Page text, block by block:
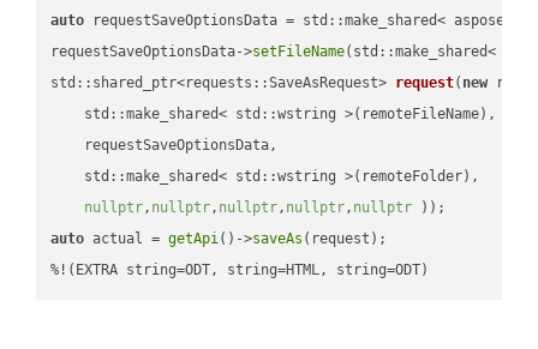
auto requestSaveOptionsData = std::make_shared<
requestSaveOptionsData->setFileName(std::make_shared<
std::shared_ptr<requests::SaveAsRequest> request( new
    std::make_shared< std::wstring >(remoteFileName),
    requestSaveOptionsData,
    std::make_shared< std::wstring >(remoteFolder),
nullptr, nullptr, nullptr, nullptr, nullptr ))
auto actual = getApi()->saveAs (request);
%!(EXTRA string=ODT, string=HTML, string=ODT)